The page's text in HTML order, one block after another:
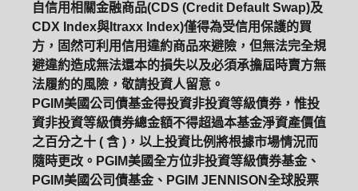
自信用相關金融商品(CDS (Credit Default Swap)及
CDX Index與Itraxx Index)僅得為受信用保護的買
方，固然可利用信用違約商品來避險，但無法完全規
避違約造成無法還本的損失以及必須承擔屆時賣方無
法履約的風險，敬請投資人留意。
PGIM美國公司債基金得投資非投資等級債券，惟投
資非投資等級債券總金額不得超過本基金淨資產價值
之百分之十 ( 含 )，以上投資比例將根據市場情況而
隨時更改。PGIM美國全方位非投資等級債券基金、
PGIM美國公司債基金、PGIM JENNISON全球股票